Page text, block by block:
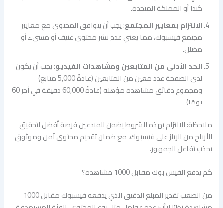
كندا أو المملكة المتحدة.
الالتزام بمعايير المجتمع: يجب أن يتوافق المحتوى مع معايير
مجتمع فيسبوك، مما يعني عدم نشر محتوى عنيف أو مسيء أو
مضلل.
الحد الأدنى من المتابعين ومشاهدات الفيديو: يجب أن يكون
لدى الصفحة عدد معين من المتابعين (عادةً 5,000 متابع)
ومجموع دقائق مشاهدة مؤهلة (عادةً 60,000 دقيقة في آخر 60
يومًا).
ملاحظة: الالتزام بهذه الشروط يضمن للمبدعين فرصة أفضل لتحقيق
الأرباح من الريلز على فيسبوك، مع ضمان تقديم محتوى آمن وموثوق
يجذب تفاعل الجمهور.
كم يدفع الفيس بوك مقابل 1000 مشاهدة؟
من الصعب تقدير المبلغ الدقيق الذي يدفعه فيسبوك مقابل 1000